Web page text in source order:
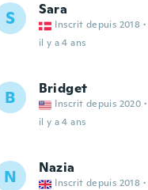
S Sara
Inscrit depuis 2018 ·
il y a 4 ans
B Bridget
Inscrit depuis 2020 ·
il y a 4 ans
N Nazia
Inscrit depuis 2018 ·